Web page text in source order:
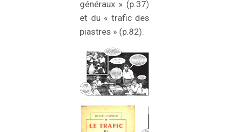
généraux » (p.37)
et du « trafic des
piastres » (p.82).